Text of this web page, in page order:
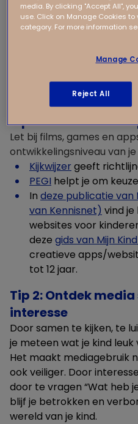
dat kinderenminimaal
intensief bewegen. Dat
spelen, te sporten, maar
Adventure’. Daarnaast
helpen om mediagebruik
Tip 1: Kies media
Let bij films, games en
ontwikkelingsniveau van je
Kijkwijzer geeft
PEGI helpt je om
In deze publicatie van
van Kennisnet) vind
websites voor
deze gids van Mijn
creatieve apps/
tot 12 jaar.
Tip 2: Ontdek
interesse
Door samen te kijken, te
je meteen wat je kind
Het maakt mediagebruik
ook veiliger. Door
door te vragen “Wat heb
blijf je betrokken en
wereld van je kind.
media. By clicking "Accept All",
use. Click on Manage Cookies
category. For more information
Manage
Reject All